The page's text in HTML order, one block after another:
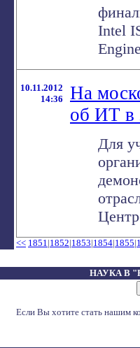
Intel
10.11.2012
14:36
На
об ИТ в
Для
<< 1851|1852|1853|1854|1855|
НАУКА В
Если Вы хотите стать нашим